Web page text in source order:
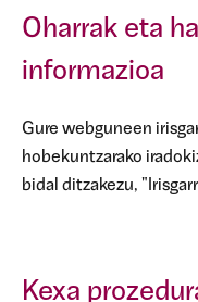
Oharrak eta
informazioa
Gure webguneen
hobekuntzarako
bidal ditzakezu,
Kexa